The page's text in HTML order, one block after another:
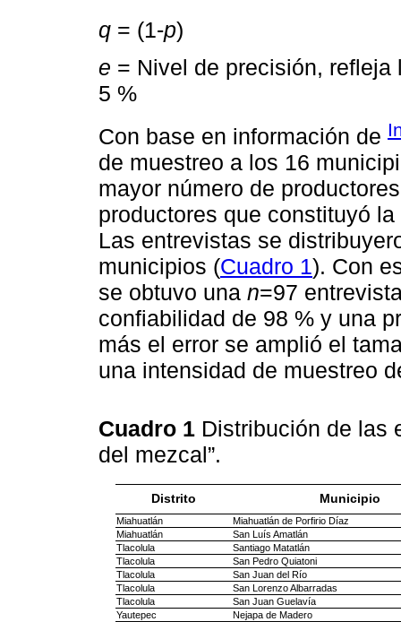
q = (1-p)
e = Nivel de precisión,
5 %
Con base en información de
de muestreo a los 16
mayor número de
productores que constituyó
Las entrevistas se
municipios (Cuadro 1). Con
se obtuvo una n=97
confiabilidad de 98 % y una
más el error se amplió el
una intensidad de muestreo
Cuadro 1 Distribución de las
del mezcal”.
Distrito Municipio
Miahuatlán
Miahuatlán de Porfirio Díaz
Miahuatlán
San Luís Amatlán
Tlacolula
Santiago Matatlán
Tlacolula
San Pedro Quiatoni
Tlacolula
San Juan del Río
Tlacolula
San Lorenzo Albarradas
Tlacolula
San Juan Guelavía
Yautepec
Nejapa de Madero